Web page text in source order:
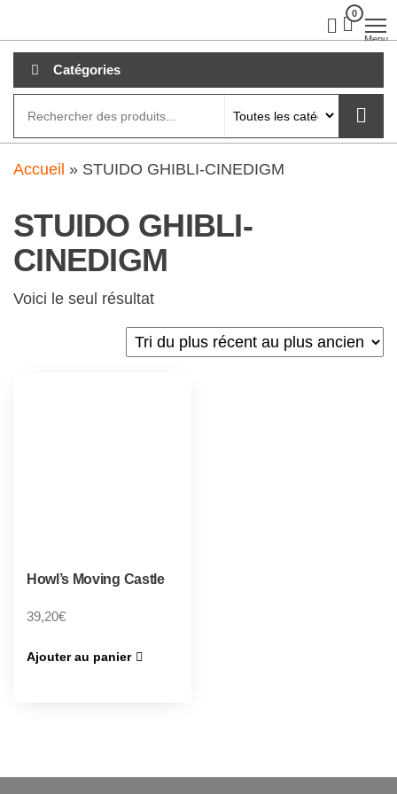
au
contenu
0
Menu
Catégories
Accueil » STUIDO GHIBLI-CINEDIGM
STUIDO GHIBLI-
CINEDIGM
Voici le seul résultat
Howl’s Moving Castle
39,20€
Ajouter au panier